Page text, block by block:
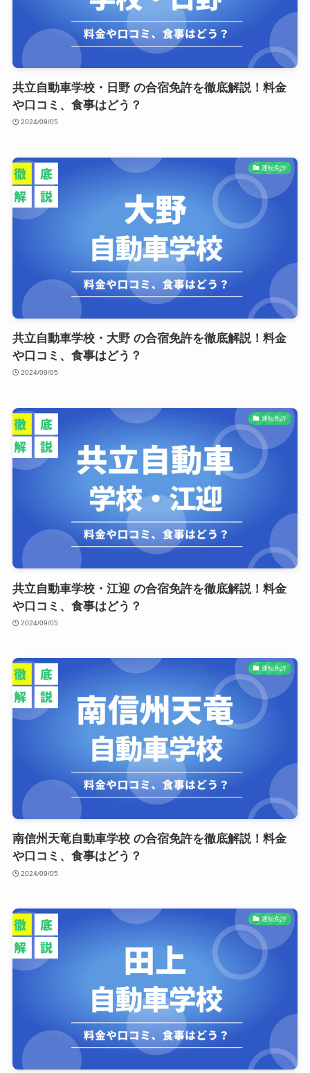
共立自動車学校・日野 の合宿免許を徹底解説！料金
や口コミ、食事はどう？
2024/09/05
運転免許
共立自動車学校・大野 の合宿免許を徹底解説！料金
や口コミ、食事はどう？
2024/09/05
運転免許
共立自動車学校・江迎 の合宿免許を徹底解説！料金
や口コミ、食事はどう？
2024/09/05
運転免許
南信州天竜自動車学校 の合宿免許を徹底解説！料金
や口コミ、食事はどう？
2024/09/05
運転免許